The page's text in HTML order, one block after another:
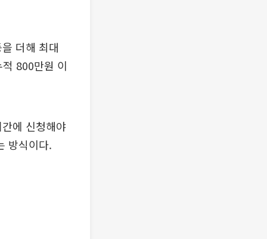
더해 최대
800만원 이
에 신청해야
방식이다.